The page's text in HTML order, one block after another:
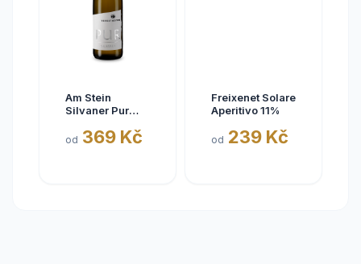
Am Stein
Silvaner Pur
od 369 Kč
Freixenet Solare
Aperitivo 11%
od 239 Kč